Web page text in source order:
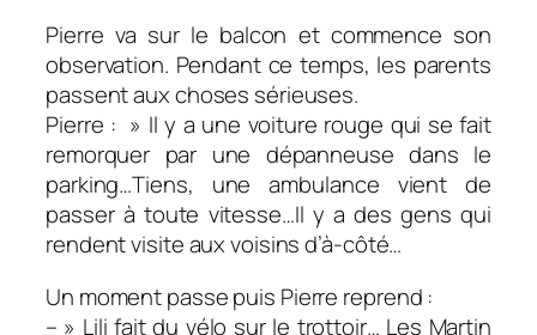
Pierre va sur le balcon et commence son
observation. Pendant ce temps, les parents
passent aux choses sérieuses.
Pierre : » Il y a une voiture rouge qui se fait
remorquer par une dépanneuse dans le
parking…Tiens, une ambulance vient de
passer à toute vitesse…Il y a des gens qui
rendent visite aux voisins d’à-côté…
Un moment passe puis Pierre reprend :
– » Lili fait du vélo sur le trottoir… Les Martin